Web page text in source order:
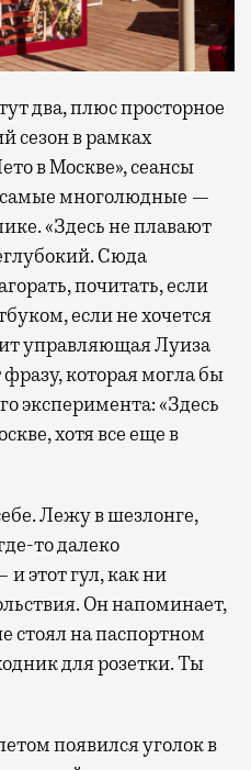
два, плюс просторное
сезон в рамках
в Москве», сеансы
самые многолюдные —
«Здесь не плавают
Сюда
почитать, если
если не хочется
управляющая Луиза
которая могла бы
эксперимента: «Здесь
хотя все еще в
Лежу в шезлонге,
то далеко
и этот гул, как ни
Он напоминает,
стоял на паспортном
для розетки. Ты
появился уголок в